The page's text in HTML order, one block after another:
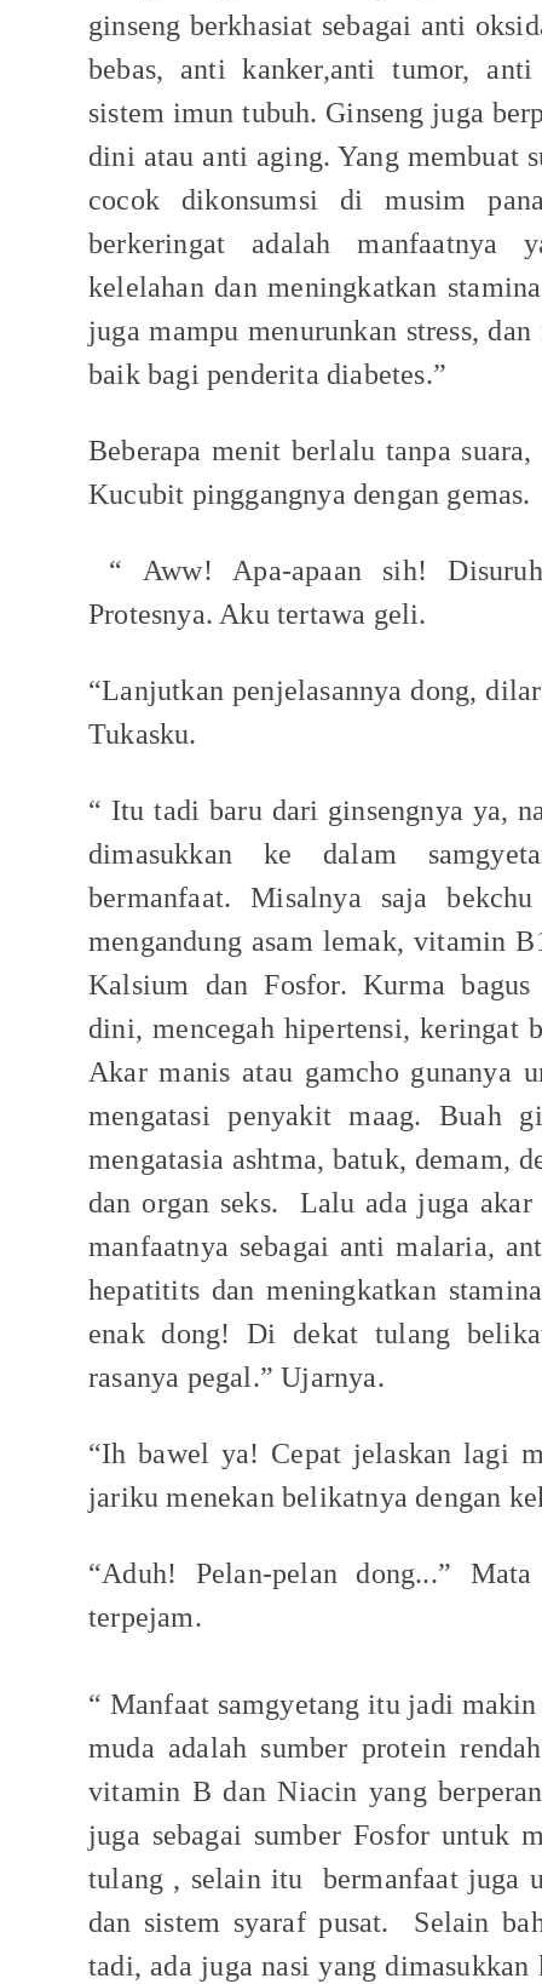
ginseng berkhasiat sebagai anti
bebas, anti kanker,anti tumor,
sistem imun tubuh. Ginseng juga
dini atau anti aging. Yang membuat
cocok dikonsumsi di musim
berkeringat adalah manfaatnya
kelelahan dan meningkatkan
juga mampu menurunkan stress,
baik bagi penderita diabetes.”
Beberapa menit berlalu tanpa
Kucubit pinggangnya dengan gemas.
“ Aww! Apa-apaan sih!
Protesnya. Aku tertawa geli.
“Lanjutkan penjelasannya dong,
Tukasku.
“ Itu tadi baru dari ginsengnya ya,
dimasukkan ke dalam
bermanfaat. Misalnya saja
mengandung asam lemak, vitamin
Kalsium dan Fosfor. Kurma bagus
dini, mencegah hipertensi, keringat
Akar manis atau gamcho gunanya
mengatasi penyakit maag. Buah
mengatasia ashtma, batuk, demam,
dan organ seks.
Lalu ada juga
manfaatnya sebagai anti malaria,
hepatitits dan meningkatkan
enak dong! Di dekat tulang
rasanya pegal.” Ujarnya.
“Ih bawel ya! Cepat jelaskan lagi
jariku menekan belikatnya dengan
“Aduh! Pelan-pelan dong...”
terpejam.
“ Manfaat samgyetang itu jadi
muda adalah sumber protein
vitamin B dan Niacin yang
juga sebagai sumber Fosfor untuk
tulang , selain itu
bermanfaat juga
dan sistem syaraf pusat.
Selain
tadi, ada juga nasi yang